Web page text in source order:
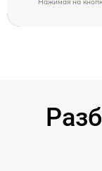
Нажимая на